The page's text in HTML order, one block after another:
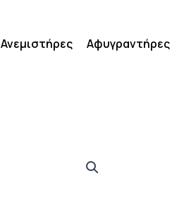
Ανεμιστήρες Αφυγραντήρες